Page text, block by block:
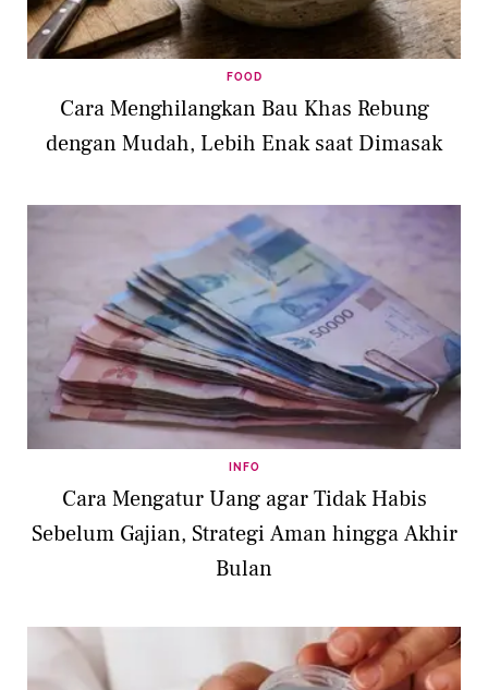
FOOD
Cara Menghilangkan Bau Khas Rebung
dengan Mudah, Lebih Enak saat Dimasak
INFO
Cara Mengatur Uang agar Tidak Habis
Sebelum Gajian, Strategi Aman hingga Akhir
Bulan